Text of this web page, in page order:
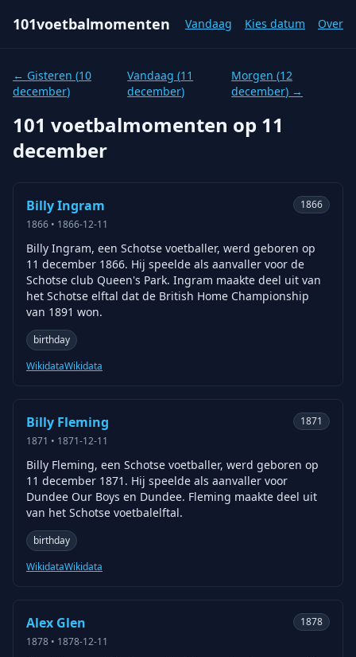
101voetbalmomenten Vandaag Kies datum Over
← Gisteren (10
december)
Vandaag (11
december)
Morgen (12
december) →
101 voetbalmomenten op 11
december
Billy Ingram
1866 • 1866-12-11
1866
Billy Ingram, een Schotse voetballer, werd geboren op
11 december 1866. Hij speelde als aanvaller voor de
Schotse club Queen's Park. Ingram maakte deel uit van
het Schotse elftal dat de British Home Championship
van 1891 won.
birthday
WikidataWikidata
Billy Fleming
1871 • 1871-12-11
1871
Billy Fleming, een Schotse voetballer, werd geboren op
11 december 1871. Hij speelde als aanvaller voor
Dundee Our Boys en Dundee. Fleming maakte deel uit
van het Schotse voetbalelftal.
birthday
WikidataWikidata
Alex Glen
1878 • 1878-12-11
1878